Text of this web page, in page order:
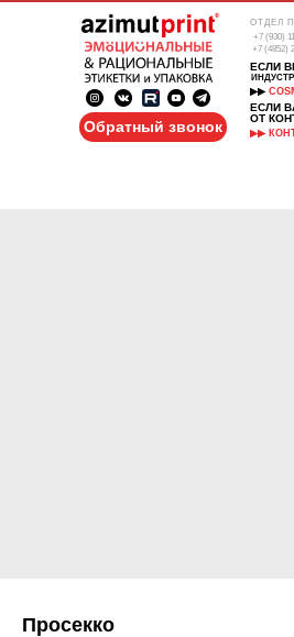
+7 (4852)
Обратный звонок
+7 (930)
ОТДЕЛ
ЕСЛИ
▶▶
ЕСЛИ
ОТ
▶▶
Просекко